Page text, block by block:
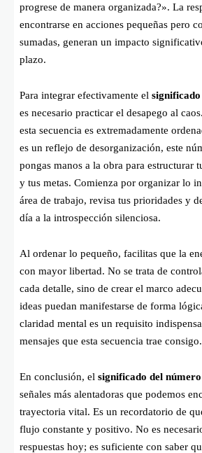
progrese de manera organizada?». La
encontrarse en acciones pequeñas pero
sumadas, generan un impacto
plazo.
Para integrar efectivamente el
es necesario practicar el desapego al
esta secuencia es extremadamente
es un reflejo de desorganización, este
pongas manos a la obra para estructurar
y tus metas. Comienza por organizar lo
área de trabajo, revisa tus prioridades y
día a la introspección silenciosa.
Al ordenar lo pequeño, facilitas que la
con mayor libertad. No se trata de
cada detalle, sino de crear el marco
ideas puedan manifestarse de forma
claridad mental es un requisito
mensajes que esta secuencia trae consigo.
En conclusión, el significado del
señales más alentadoras que podemos
trayectoria vital. Es un recordatorio de
flujo constante y positivo. No es
respuestas hoy; es suficiente con saber